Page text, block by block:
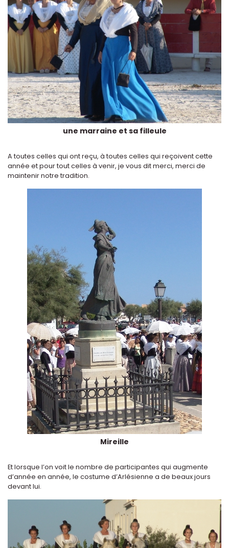
une marraine et sa filleule
A toutes celles qui ont reçu, à toutes celles qui reçoivent cette
année et pour tout celles à venir, je vous dit merci, merci de
maintenir notre tradition.
Mireille
Et lorsque l’on voit le nombre de participantes qui augmente
d’année en année, le costume d’Arlésienne a de beaux jours
devant lui.